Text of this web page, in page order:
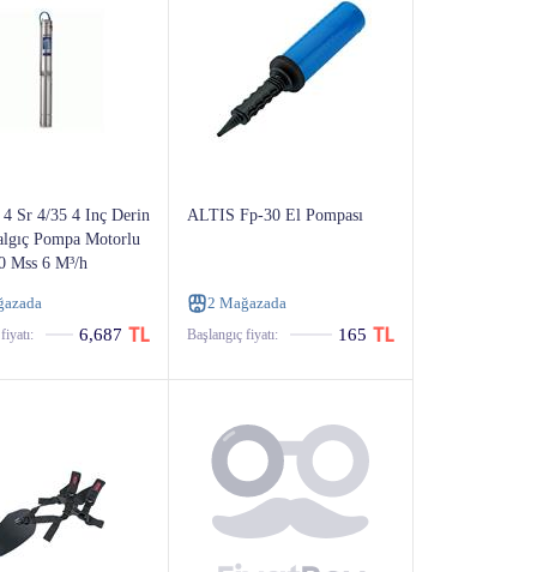
Sr 4/35 4 Inç Derin
Pompa Motorlu
Mss 6 M³/h
6,687
ALTIS Fp-30 El Pompası
2 Mağazada
Başlangıç ​​fiyatı: 165